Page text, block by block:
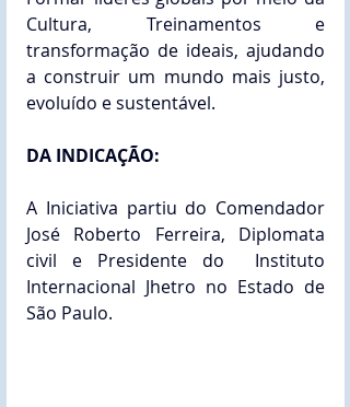
Cultura, Treinamentos e
transformação de ideais, ajudando
a construir um mundo mais justo,
evoluído e sustentável.
DA INDICAÇÃO:
A Iniciativa partiu do Comendador
José Roberto Ferreira, Diplomata
civil e Presidente do  Instituto
Internacional Jhetro no Estado de
São Paulo.